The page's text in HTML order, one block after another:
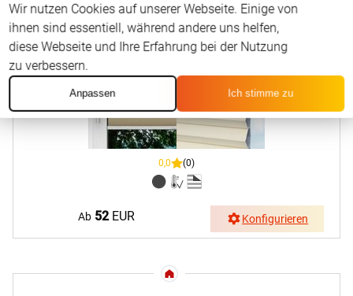
0,0 (0)
Ab 52EUR Konfigurieren
Wir nutzen Cookies auf unserer Webseite. Einige von
ihnen sind essentiell, während andere uns helfen,
diese Webseite und Ihre Erfahrung bei der Nutzung
zu verbessern.
Anpassen Ich stimme zu